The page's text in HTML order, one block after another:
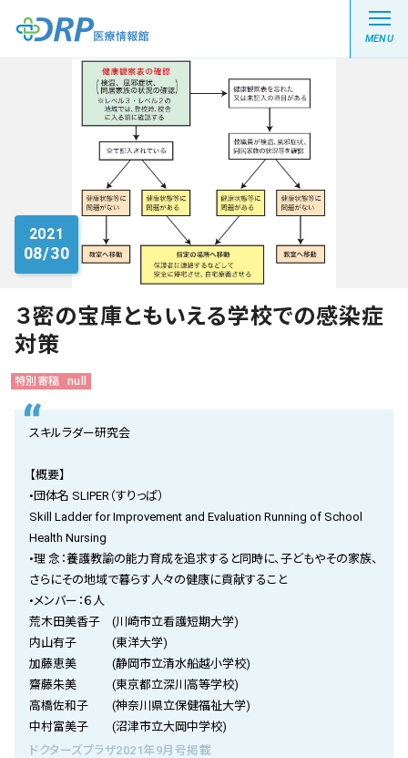
MENU
最新の注目記事
栄養健康レシピ
医療系学生記事
健康川柳
DRP医療情報館とは?
会社概要
お問い合わせ
2021
08/30
３密の宝庫ともいえる学校での感染症
対策
特別寄稿 null
スキルラダー研究会
【概要】
•団体名 SLIPER（すりっぱ）
Skill Ladder for Improvement and Evaluation Running of School
Health Nursing
•理 念：養護教諭の能力育成を追求すると同時に、子どもやその家族、
さらにその地域で暮らす人々の健康に貢献すること
•メンバー：６人
荒木田美香子 (川崎市立看護短期大学)
内山有子 (東洋大学)
加藤恵美 (静岡市立清水船越小学校)
齋藤朱美 (東京都立深川高等学校)
高橋佐和子 (神奈川県立保健福祉大学)
中村富美子 (沼津市立大岡中学校)
ドクターズプラザ2021年9月号掲載